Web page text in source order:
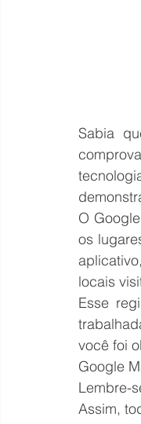
Sabia
O
os
locais
Esse
você foi
Google
Lembre-
Assim,